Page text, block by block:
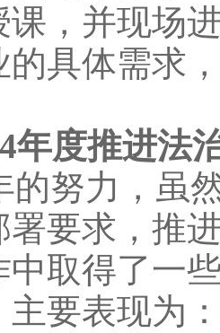
课，并现场
的具体需求
年度推进法
的努力，虽
署要求，推
中取得了一
主要表现为